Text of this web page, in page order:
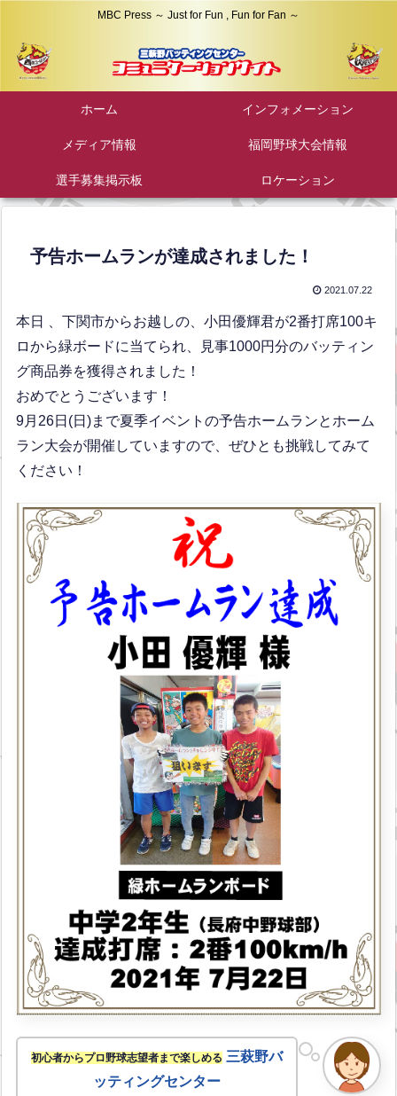
MBC Press ～ Just for Fun , Fun for Fan ～
ホーム インフォメーション
メディア情報 福岡野球大会情報
選手募集掲示板 ロケーション
予告ホームランが達成されました！
2021.07.22
本日 、下関市からお越しの、小田優輝君が2番打席100キ
ロから緑ボードに当てられ、見事1000円分のバッティン
グ商品券を獲得されました！
おめでとうございます！
9月26日(日)まで夏季イベントの予告ホームランとホーム
ラン大会が開催していますので、ぜひとも挑戦してみて
ください！
初心者からプロ野球志望者まで楽しめる 三萩野バ
ッティングセンター